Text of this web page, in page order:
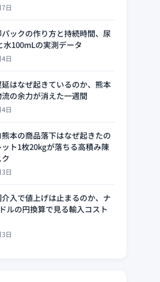
日
ックの作り方と持続時間、尿
水100mLの実測データ
日
はなぜ起きているのか、熊本
の余力が消えた一週間
日
熊本の商品落下はなぜ起きたの
ト1枚20kgが落ちる高積み陳
日
介入で値上げは止まるのか、ナ
ルの円換算で見る輸入コスト
日